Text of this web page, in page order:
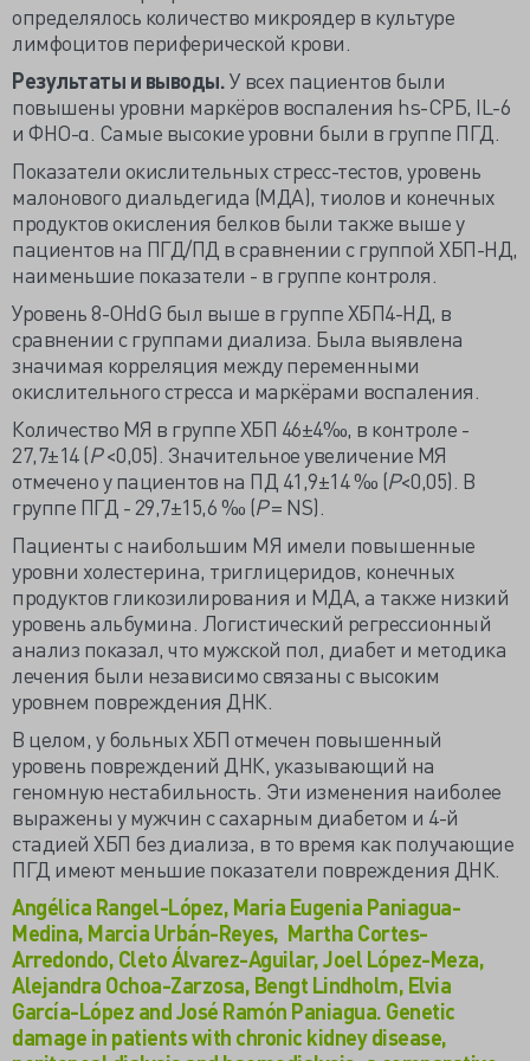
определялось количество микроядер в культуре
лимфоцитов периферической крови.
Результаты и выводы.У всех пациентов были
повышены уровни маркёров воспаления hs-СРБ, IL-6
и ФНО-α. Самые высокие уровни были в группе ПГД.
Показатели окислительных стресс-тестов, уровень
малонового диальдегида (МДА), тиолов и конечных
продуктов окисления белков были также выше у
пациентов на ПГД/ПД в сравнении с группой ХБП-НД,
наименьшие показатели - в группе контроля.
Уровень 8-OHdG был выше в группе ХБП4-НД, в
сравнении с группами диализа. Была выявлена
значимая корреляция между переменными
окислительного стресса и маркёрами воспаления.
Количество МЯ в группе ХБП 46±4‰, в контроле -
27,7±14 (P<0,05). Значительное увеличение МЯ
отмечено у пациентов на ПД 41,9±14 ‰ (P<0,05). В
группе ПГД - 29,7±15,6 ‰ (P= NS).
Пациенты с наибольшим МЯ имели повышенные
уровни холестерина, триглицеридов, конечных
продуктов гликозилирования и МДА, а также низкий
уровень альбумина. Логистический регрессионный
анализ показал, что мужской пол, диабет и методика
лечения были независимо связаны с высоким
уровнем повреждения ДНК.
В целом, у больных ХБП отмечен повышенный
уровень повреждений ДНК, указывающий на
геномную нестабильность. Эти изменения наиболее
выражены у мужчин с сахарным диабетом и 4-й
стадией ХБП без диализа, в то время как получающие
ПГД имеют меньшие показатели повреждения ДНК.
Angélica Rangel-López, Maria Eugenia Paniagua-
Medina, Marcia Urbán-Reyes, Martha Cortes-
Arredondo, Cleto Álvarez-Aguilar, Joel López-Meza,
Alejandra Ochoa-Zarzosa, Bengt Lindholm, Elvia
García-López and José Ramón Paniagua. Genetic
damage in patients with chronic kidney disease,